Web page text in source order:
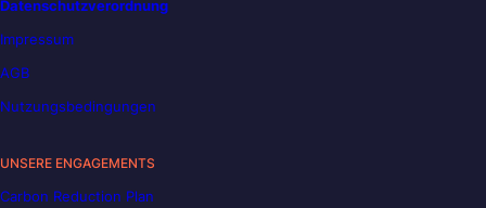
Datenschutzverordnung
Impressum
AGB
Nutzungsbedingungen
UNSERE ENGAGEMENTS
Carbon Reduction Plan